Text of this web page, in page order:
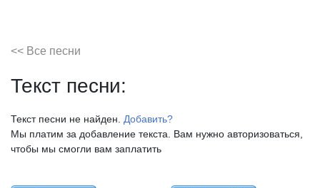
<< Все песни
Текст песни:
Текст песни не найден. Добавить?
Мы платим за добавление текста. Вам нужно авторизоваться,
чтобы мы смогли вам заплатить